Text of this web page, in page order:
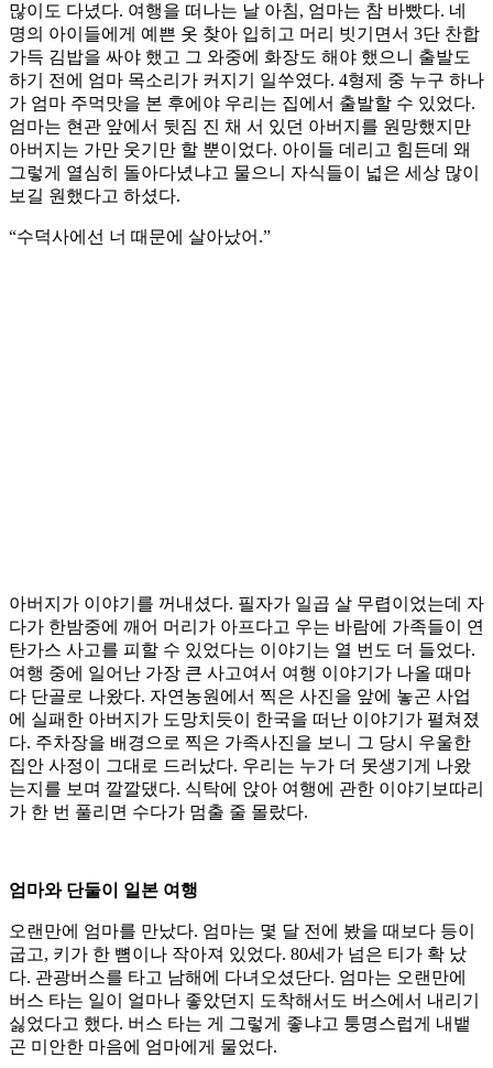
많이도 다녔다. 여행을 떠나는 날 아침, 엄마는 참 바빴다. 네
명의 아이들에게 예쁜 옷 찾아 입히고 머리 빗기면서 3단 찬합
가득 김밥을 싸야 했고 그 와중에 화장도 해야 했으니 출발도
하기 전에 엄마 목소리가 커지기 일쑤였다. 4형제 중 누구 하나
가 엄마 주먹맛을 본 후에야 우리는 집에서 출발할 수 있었다.
엄마는 현관 앞에서 뒷짐 진 채 서 있던 아버지를 원망했지만
아버지는 가만 웃기만 할 뿐이었다. 아이들 데리고 힘든데 왜
그렇게 열심히 돌아다녔냐고 물으니 자식들이 넓은 세상 많이
보길 원했다고 하셨다.
“수덕사에선 너 때문에 살아났어.”
아버지가 이야기를 꺼내셨다. 필자가 일곱 살 무렵이었는데 자
다가 한밤중에 깨어 머리가 아프다고 우는 바람에 가족들이 연
탄가스 사고를 피할 수 있었다는 이야기는 열 번도 더 들었다.
여행 중에 일어난 가장 큰 사고여서 여행 이야기가 나올 때마
다 단골로 나왔다. 자연농원에서 찍은 사진을 앞에 놓곤 사업
에 실패한 아버지가 도망치듯이 한국을 떠난 이야기가 펼쳐졌
다. 주차장을 배경으로 찍은 가족사진을 보니 그 당시 우울한
집안 사정이 그대로 드러났다. 우리는 누가 더 못생기게 나왔
는지를 보며 깔깔댔다. 식탁에 앉아 여행에 관한 이야기보따리
가 한 번 풀리면 수다가 멈출 줄 몰랐다.
엄마와 단둘이 일본 여행
오랜만에 엄마를 만났다. 엄마는 몇 달 전에 봤을 때보다 등이
굽고, 키가 한 뼘이나 작아져 있었다. 80세가 넘은 티가 확 났
다. 관광버스를 타고 남해에 다녀오셨단다. 엄마는 오랜만에
버스 타는 일이 얼마나 좋았던지 도착해서도 버스에서 내리기
싫었다고 했다. 버스 타는 게 그렇게 좋냐고 퉁명스럽게 내뱉
곤 미안한 마음에 엄마에게 물었다.